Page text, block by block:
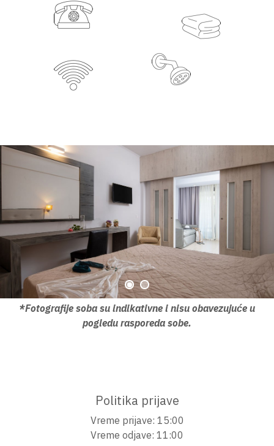
*Fotografije soba su indikativne i nisu obavezujuće u
pogledu rasporeda sobe.
Politika prijave
Vreme prijave: 15:00
Vreme odjave: 11:00